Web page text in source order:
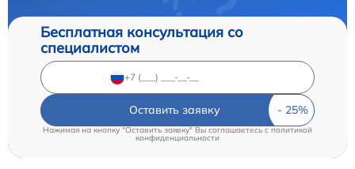
Бесплатная консультация со
специалистом
Оставить заявку
Нажимая на кнопку "Оставить заявку" Вы соглашаетесь cполитикой
конфиденциальности